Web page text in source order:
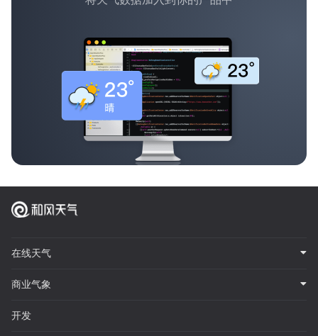
在线天气
商业气象
开发